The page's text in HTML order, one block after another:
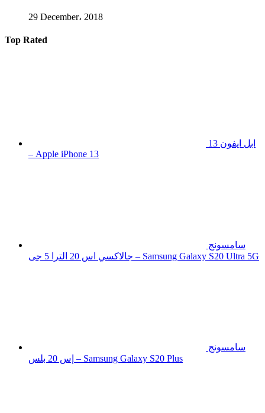
29 December، 2018
Top Rated
ابل ايفون 13
– Apple iPhone 13
سامسونج
جالاكسي اس 20 الترا 5 جى – Samsung Galaxy S20 Ultra 5G
سامسونج
إس 20 بلس – Samsung Galaxy S20 Plus